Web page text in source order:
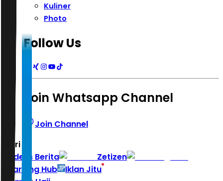
Kuliner
Photo
Follow Us
Join Whatsapp Channel
Join Channel
Hari ini
Indeks Berita
Zetizen
Learning Hub
Iklan Jitu